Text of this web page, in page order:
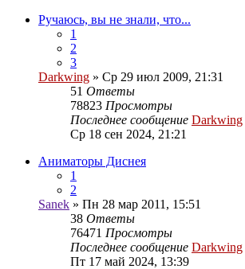
Ручаюсь, вы не знали, что...
1
2
3
Darkwing » Ср 29 июл 2009, 21:31
51 Ответы
78823 Просмотры
Последнее сообщение Darkwing
Ср 18 сен 2024, 21:21
Аниматоры Диснея
1
2
Sanek » Пн 28 мар 2011, 15:51
38 Ответы
76471 Просмотры
Последнее сообщение Darkwing
Пт 17 май 2024, 13:39